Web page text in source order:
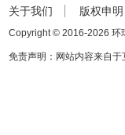
关于我们 版权申明
Copyright © 2016-2026 环
免责声明：网站内容来自